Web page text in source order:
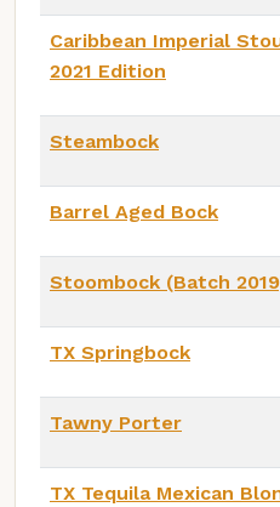
Caribbean Imperial
2021 Edition
Steambock
Barrel Aged Bock
Stoombock (Batch
TX Springbock
Tawny Porter
TX Tequila Mexican